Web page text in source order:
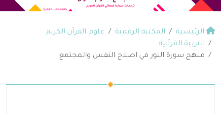
الرئيسية المكتبة الرقمية
علوم القرآن الكريم
التربية القرآنية
منهج سورة النور في اصلاح النفس والمجتمع